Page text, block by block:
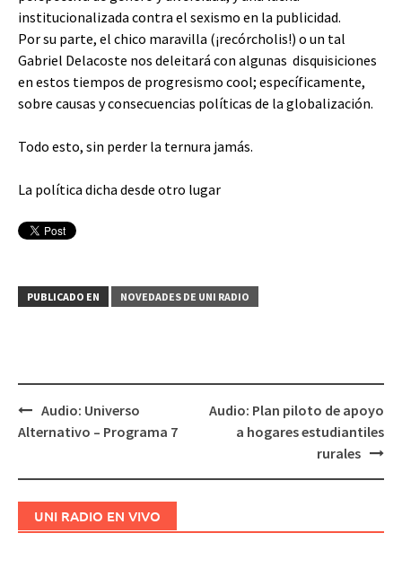
institucionalizada contra el sexismo en la publicidad.
Por su parte, el chico maravilla (¡recórcholis!) o un tal
Gabriel Delacoste nos deleitará con algunas disquisiciones
en estos tiempos de progresismo cool; específicamente,
sobre causas y consecuencias políticas de la globalización.
Todo esto, sin perder la ternura jamás.
La política dicha desde otro lugar
PUBLICADO EN NOVEDADES DE UNI RADIO
Navegación
Audio: Universo
Alternativo – Programa 7
Audio: Plan piloto de apoyo
a hogares estudiantiles
rurales
UNI RADIO EN VIVO